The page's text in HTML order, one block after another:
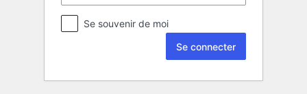
Se souvenir de moi